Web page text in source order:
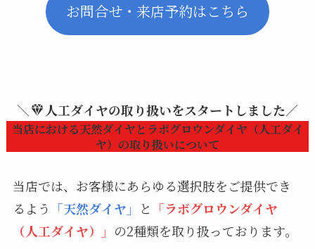
お問合せ・来店予約はこちら
＼ 人工ダイヤの取り扱いをスタートしました／
当店における天然ダイヤとラボグロウンダイヤ（人工ダイ
ヤ）の取り扱いについて
当店では、お客様にあらゆる選択肢をご提供でき
るよう 「天然ダイヤ」 と 「ラボグロウンダイヤ
（人工ダイヤ）」 の2種類を取り扱っております。